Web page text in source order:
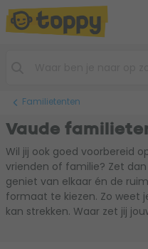
Familietenten
Vaude
Wil jij ook goed voorbereid
vrienden of familie? Zet
geniet van elkaar én de
formaat te kiezen. Zo weet
kan strekken. Waar zet jij